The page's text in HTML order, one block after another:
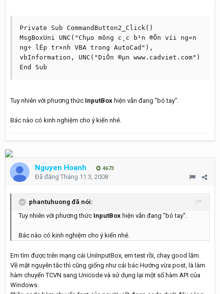
Private Sub CommandButton2_Click()
MsgBoxUni UNC("Chµo mõng c¸c b¹n ®Õn víi ng«n
ng÷ lËp tr×nh VBA trong AutoCad"),
vbInformation, UNC("DiÔn ®µn www.cadviet.com")
End Sub
Tuy nhiên với phương thức InputBox hiện vẫn đang "bó tay".
Bác nào có kinh nghiệm cho ý kiến nhé.
Nguyen Hoanh 4673
Đã đăng Tháng 11 3, 2008
phantuhuong đã nói:
Tuy nhiên với phương thức InputBox hiện vẫn đang "bó tay".
Bác nào có kinh nghiệm cho ý kiến nhé.
Em tìm được trên mạng cái UniInputBox, em test rồi, chay good lắm.
Về mặt nguyên tắc thì cũng giống như cái bác Hướng vừa post, là làm
hàm chuyển TCVN sang Unicode và sử dụng lại một số hàm API của
Windows.